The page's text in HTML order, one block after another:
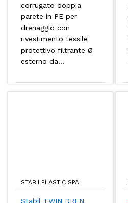
corrugato doppia
parete in PE per
drenaggio con
rivestimento tessile
protettivo filtrante Ø
esterno da...
STABILPLASTIC SPA
Stabil TWIN DREN